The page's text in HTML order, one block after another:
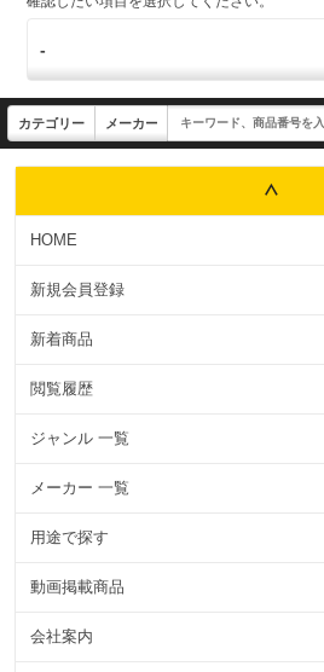
HOME
新規会員登録
新着商品
閲覧履歴
ジャンル 一覧
メーカー 一覧
用途で探す
動画掲載商品
会社案内